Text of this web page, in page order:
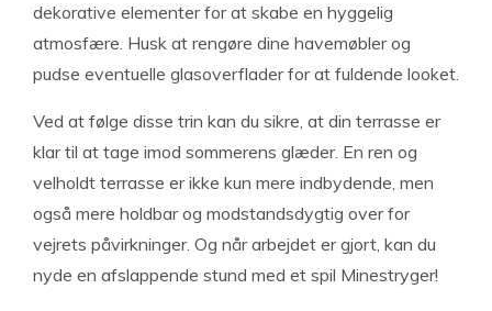
dekorative elementer for at skabe en hyggelig
atmosfære. Husk at rengøre dine havemøbler og
pudse eventuelle glasoverflader for at fuldende looket.
Ved at følge disse trin kan du sikre, at din terrasse er
klar til at tage imod sommerens glæder. En ren og
velholdt terrasse er ikke kun mere indbydende, men
også mere holdbar og modstandsdygtig over for
vejrets påvirkninger. Og når arbejdet er gjort, kan du
nyde en afslappende stund med et spil Minestryger!